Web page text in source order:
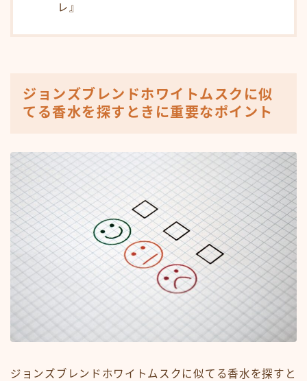
レ』
ジョンズブレンドホワイトムスクに似
てる香水を探すときに重要なポイント
ジョンズブレンドホワイトムスクに似てる香水を探すと